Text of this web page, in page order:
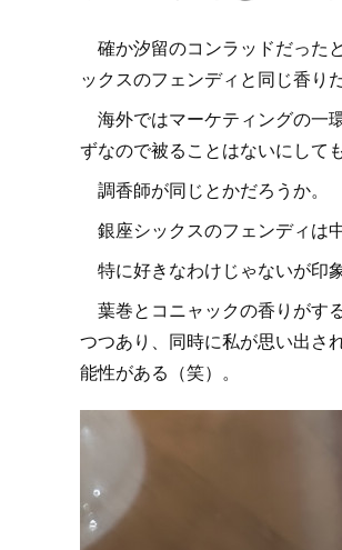
確か汐留のコンラッドだった
ックスのフェンディと同じ香り
海外ではマーケティングの一
ずなので被ることはないにして
調香師が同じとかだろうか。
銀座シックスのフェンディは
特に好きなわけじゃないが印象
葉巻とコニャックの香りがす
つつあり、同時に私が思い出さ
能性がある（笑）。